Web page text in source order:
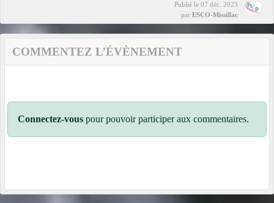
Publié le 07 déc. 2023
par ESCO-Missillac
COMMENTEZ L’ÉVÈNEMENT
Connectez-vous pour pouvoir participer aux commentaires.